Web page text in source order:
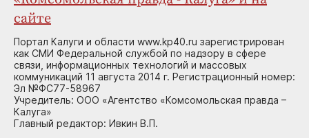
сайте
Портал Калуги и области www.kp40.ru зарегистрирован
как СМИ Федеральной службой по надзору в сфере
связи, информационных технологий и массовых
коммуникаций 11 августа 2014 г. Регистрационный номер:
Эл №ФС77-58967
Учредитель: ООО «Агентство «Комсомольская правда –
Калуга»
Главный редактор: Ивкин В.П.